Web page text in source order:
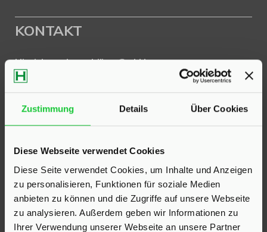
Zustimmung Details Über Cookies
Diese Webseite verwendet Cookies
Diese Seite verwendet Cookies, um Inhalte und Anzeigen
zu personalisieren, Funktionen für soziale Medien
anbieten zu können und die Zugriffe auf unsere Webseite
zu analysieren. Außerdem geben wir Informationen zu
Ihrer Verwendung unserer Webseite an unsere Partner
KONTAKT
Hinrichsen Immobilien GmbH
23795 Klein Rönnau
Bollmoor 2
Telefon:04551 901690
24568 Kaltenkirchen
Holstenstraße 26
Telefon:04191 2749279
E-Mail:info@hinrichsen-immobilien.com